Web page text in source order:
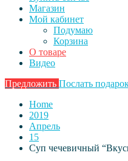
Магазин
Мой кабинет
Подумаю
Корзина
О товаре
Видео
Предложить Послать
Home
2019
Апрель
15
Суп чечевичный